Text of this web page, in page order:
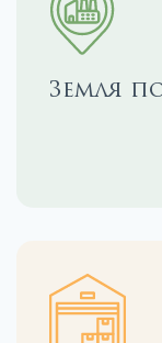
Земля